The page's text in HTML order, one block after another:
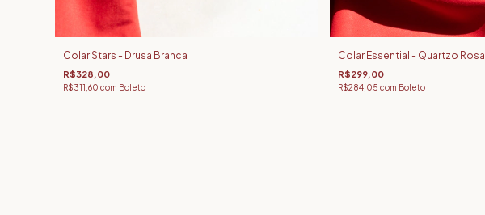
Colar Stars - Drusa Branca
R$328,00
R$311,60 com Boleto
Colar Essential - Quartzo Rosa
R$299,00
R$284,05 com Boleto